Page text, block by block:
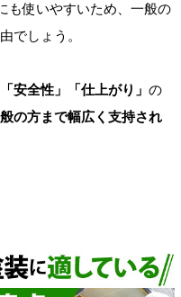
も使いやすいため、一般の
でしょう。
安全性」「仕上がり」 の
の方まで幅広く支持され